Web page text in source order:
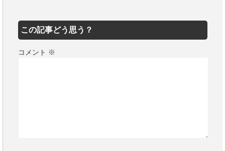
この記事どう思う？
コメント ※